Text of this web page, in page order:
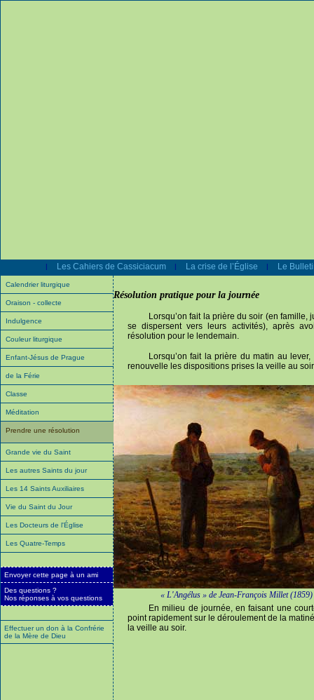
| Les Cahiers de Cassiciacum | La crise de l’Église | Le
Calendrier liturgique
Oraison - collecte
Indulgence
Couleur liturgique
Enfant-Jésus de Prague
de la Férie
Classe
Méditation
Prendre une résolution
Grande vie du Saint
Les autres Saints du jour
Les 14 Saints Auxiliaires
Vie du Saint du Jour
Les Docteurs de l'Église
Les Quatre-Temps
Envoyer cette page à un ami
Des questions ?
Nos réponses à vos questions
Effectuer un don à la Confrérie
de la Mère de Dieu
Résolution pratique pour la journée
Lorsqu’on fait la prière du soir (en
se dispersent vers leurs activités), après
résolution pour le lendemain.
Lorsqu’on fait la prière du matin au
renouvelle les dispositions prises la veille au
« L'Angélus » de Jean-François Millet (1859)
En milieu de journée, en faisant une
point rapidement sur le déroulement de la
la veille au soir.